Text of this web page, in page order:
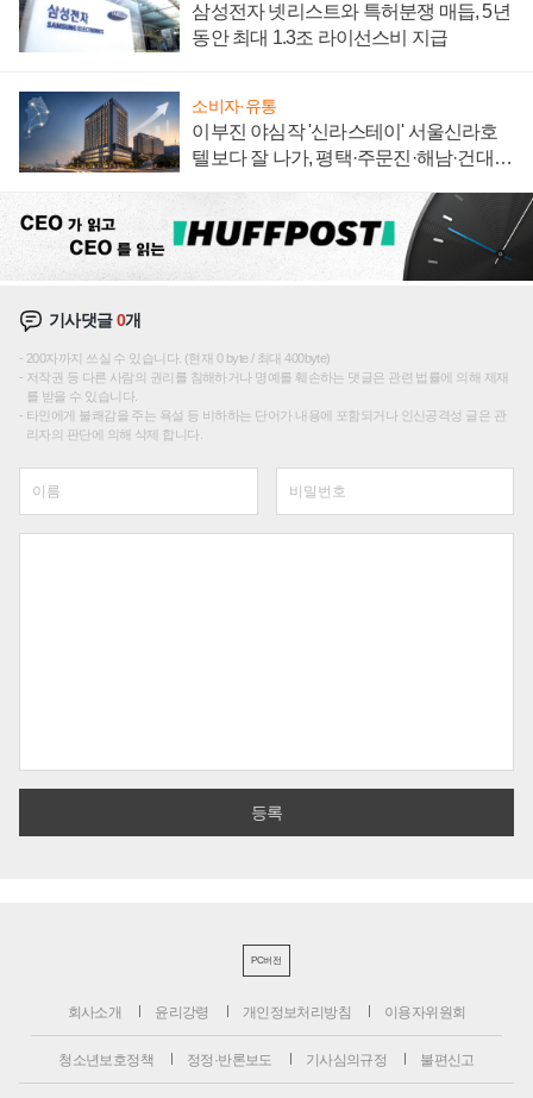
삼성전자 넷리스트와 특허분쟁 매듭, 5년
동안 최대 1.3조 라이선스비 지급
소비자·유통
이부진 야심작 '신라스테이' 서울신라호
텔보다 잘 나가, 평택·주문진·해남·건대로
기사댓글0개
200자까지 쓰실 수 있습니다. (현재 0 byte / 최대 400byte)
저작권 등 다른 사람의 권리를 침해하거나 명예를 훼손하는 댓글은 관련 법률에 의해 제재
를 받을 수 있습니다.
타인에게 불쾌감을 주는 욕설 등 비하하는 단어가 내용에 포함되거나 인신공격성 글은 관
리자의 판단에 의해 삭제 합니다.
PC버전
회사소개 윤리강령 개인정보처리방침 이용자위원회
청소년보호정책 정정·반론보도 기사심의규정 불편신고